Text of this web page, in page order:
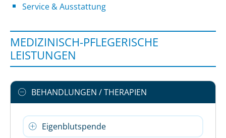
Service & Ausstattung
MEDIZINISCH-PFLEGERISCHE
LEISTUNGEN
BEHANDLUNGEN / THERAPIEN
Eigenblutspende